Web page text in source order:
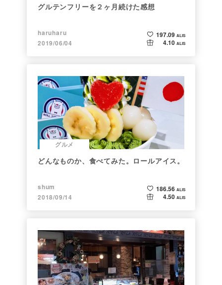
グルテンフリーを２ヶ月続けた感想
haruharu
2019/06/04
197.09 ALIS
4.10 ALIS
グルメ
どんなものか、食べてみた。ロールアイス。
shum
2018/09/14
186.56 ALIS
4.50 ALIS